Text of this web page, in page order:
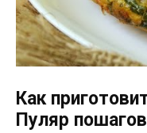
Как
Пуляр